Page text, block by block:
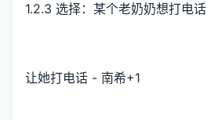
1.2.3 选择：某个老奶奶想打电话
让她打电话 - 南希+1